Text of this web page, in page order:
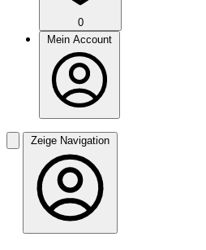
0
Mein Account
Zeige Navigation